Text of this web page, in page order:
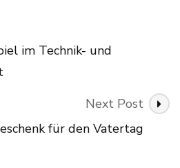
im Technik- und
Next Post
für den Vatertag